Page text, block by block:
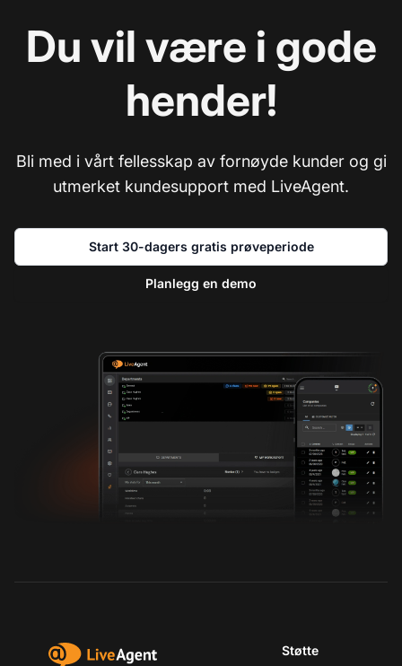
Du vil være i gode
hender!
Bli med i vårt fellesskap av fornøyde kunder og gi
utmerket kundesupport med LiveAgent.
Start 30-dagers gratis prøveperiode
Planlegg en demo
Støtte